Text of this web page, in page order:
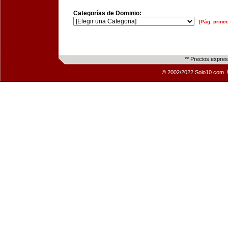
Categorías de Dominio:
[Pág.
** Precios
© 2002/2022 Solo10.com